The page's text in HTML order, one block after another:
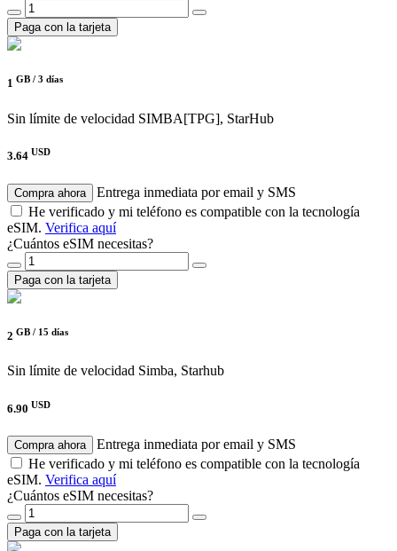
Paga con la tarjeta
1 GB / 3 días
Sin límite de velocidad SIMBA[TPG], StarHub
3.64 USD
Compra ahora
Entrega inmediata por email y SMS
He verificado y mi teléfono es compatible con la tecnología
eSIM. Verifica aquí
¿Cuántos eSIM necesitas?
Paga con la tarjeta
2 GB / 15 días
Sin límite de velocidad Simba, Starhub
6.90 USD
Compra ahora
Entrega inmediata por email y SMS
He verificado y mi teléfono es compatible con la tecnología
eSIM. Verifica aquí
¿Cuántos eSIM necesitas?
Paga con la tarjeta